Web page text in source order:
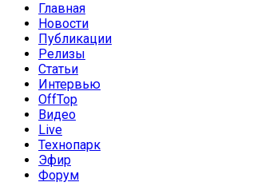
Главная
Новости
Публикации
Релизы
Статьи
Интервью
OffTop
Видео
Live
Технопарк
Эфир
Форум